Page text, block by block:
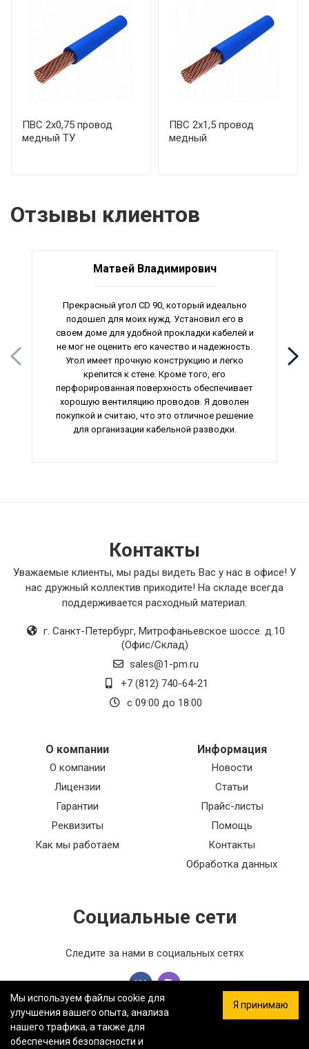
ПВС 2х0,75 провод
медный ТУ
ПВС 2х1,5 провод
медный
Отзывы клиентов
Матвей Владимирович
Прекрасный угол CD 90, который идеально
подошел для моих нужд. Установил его в
своем доме для удобной прокладки кабелей и
не мог не оценить его качество и надежность.
Угол имеет прочную конструкцию и легко
крепится к стене. Кроме того, его
перфорированная поверхность обеспечивает
хорошую вентиляцию проводов. Я доволен
покупкой и считаю, что это отличное решение
для организации кабельной разводки.
Контакты
Уважаемые клиенты, мы рады видеть Вас у нас в офисе! У
нас дружный коллектив приходите! На складе всегда
поддерживается расходный материал.
г. Санкт-Петербург, Митрофаньевское шоссе. д.10
(Офис/Склад)
sales@1-pm.ru
+7 (812) 740-64-21
с 09:00 до 18:00
О компании
О компании
Лицензии
Гарантии
Реквизиты
Как мы работаем
Информация
Новости
Статьи
Прайс-листы
Помощь
Контакты
Обработка данных
Социальные сети
Следите за нами в социальных сетях
Мы используем файлы cookie для
улучшения вашего опыта, анализа
нашего трафика, а также для
обеспечения безопасности и
Я принимаю